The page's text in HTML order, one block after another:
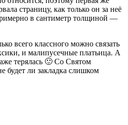
страницу, как только он за неё
в сантиметр толщиной —
всего классного можно связать
и малипусечные платьица. А
терялась 🙂 Со Святом
будет ли закладка слишком